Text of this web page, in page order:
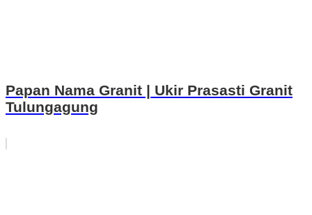
Papan Nama Granit | Ukir Prasasti Granit
Tulungagung